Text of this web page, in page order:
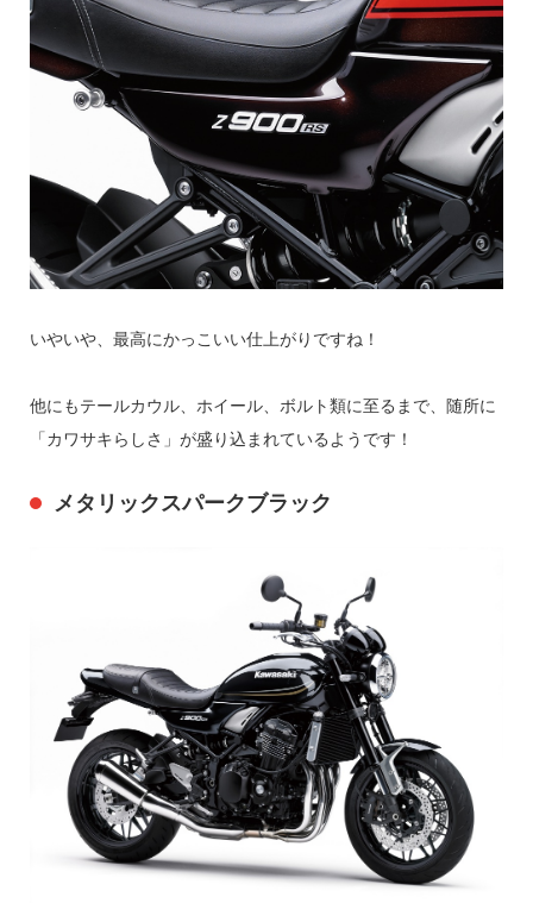
いやいや、最高にかっこいい仕上がりですね！
他にもテールカウル、ホイール、ボルト類に至るまで、随所に
「カワサキらしさ」が盛り込まれているようです！
メタリックスパークブラック